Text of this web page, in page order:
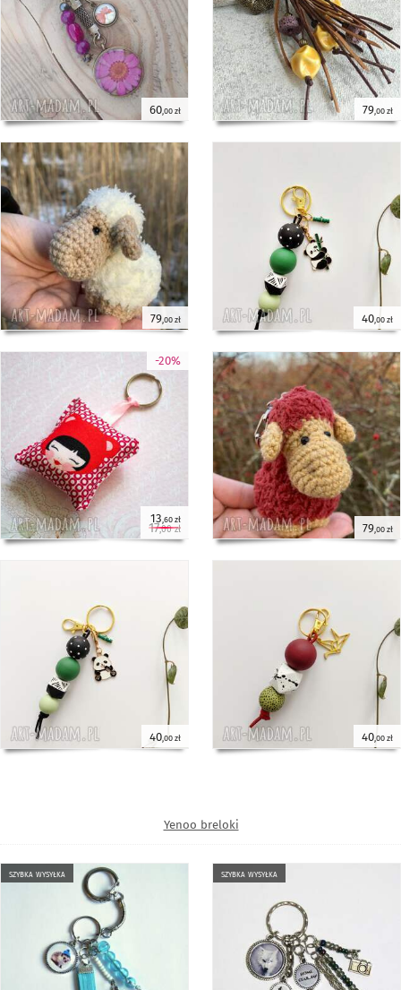
60,00 zł 79,00 zł
79,00 zł 40,00 zł
-20%
13 ,60 zł
17,00 zł 79,00 zł
40,00 zł 40,00 zł
Yenoo breloki
szybka wysyłka szybka wysyłka